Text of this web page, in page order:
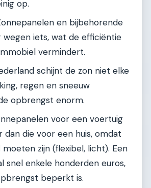
op.
en bijbehorende
wegen iets, wat de efficiëntie
vermindert.
schijnt de zon niet elke
regen en sneeuw
opbrengst enorm.
voor een voertuig
dan die voor een huis, omdat
moeten zijn (flexibel, licht). Een
snel enkele honderden euros,
beperkt is.